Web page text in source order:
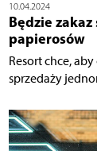
10.04.2024
Będzie
papierosów
Resort chce,
sprzedaży